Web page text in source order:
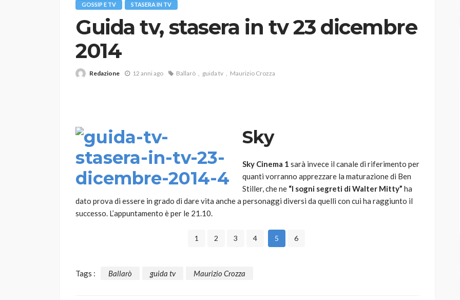
GOSSIP E TV STASERA IN TV
Guida tv, stasera in tv 23 dicembre
2014
Redazione 12 anni ago Ballarò guida tv Maurizio Crozza
Sky
Sky Cinema 1 sarà invece il canale di riferimento per
quanti vorranno apprezzare la maturazione di Ben
Stiller, che ne “I sogni segreti di Walter Mitty” ha
dato prova di essere in grado di dare vita anche a personaggi diversi da quelli con cui ha raggiunto il
successo. L’appuntamento è per le 21.10.
1 2 3 4 5 6
Tags : Ballarò guida tv Maurizio Crozza
VARIE
Robot tagliaerba: quale
scegliere per il tuo prato
1 anno ago
Davis: tennis mondiale e
passione per
l’automobilismo
abbracciano la stessa causa